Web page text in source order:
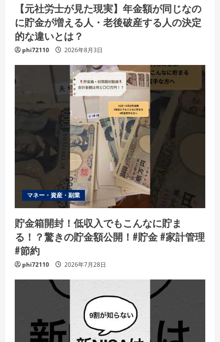
【元社労士が見た現実】年金額が同じなの
に貯金が増える人・老後破産する人の決定
的な違いとは？
phi72110 2026年8月3日
マネー・資産・副業
貯金箱開封！低収入でもこんなに貯ま
る！？驚きの貯金額公開！#貯金 #家計管理
#節約
phi72110 2026年7月28日